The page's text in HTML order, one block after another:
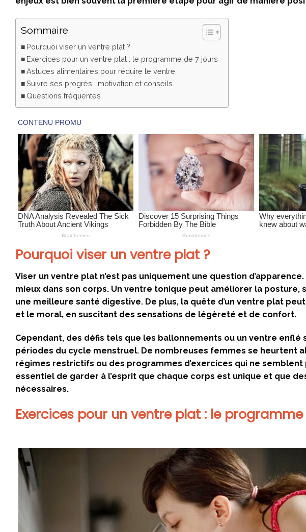
Sommaire
Pourquoi viser un ventre plat ?
Exercices pour un ventre plat : le programme de 7 jours
Astuces alimentaires pour réduire le ventre
Suivre ses progrès : motivation et conseils
Questions fréquentes
Pourquoi viser un ventre plat ?
Viser un ventre plat n’est pas uniquement une question
mieux dans son corps. Un ventre tonique peut améliorer la
une meilleure santé digestive. De plus, la quête d’un ventre plat
et le moral, en suscitant des sensations de légèreté et de confort.
Cependant, des défis tels que les ballonnements ou un ventre
périodes du cycle menstruel. De nombreuses femmes se heurtent
régimes restrictifs ou des programmes d’exercices qui ne
essentiel de garder à l’esprit que chaque corps est unique et que
nécessaires.
Exercices pour un ventre plat : le